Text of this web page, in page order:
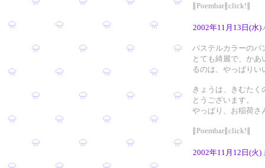
∥Poembar∥click!∥
2002年11月13日(水)
パステルカラーの
とても綺麗で、か
るのは、やっぱり
きょうは、きむた
とうございます。
やっぱり、お稲荷さ
∥Poembar∥click!∥
2002年11月12日(火)